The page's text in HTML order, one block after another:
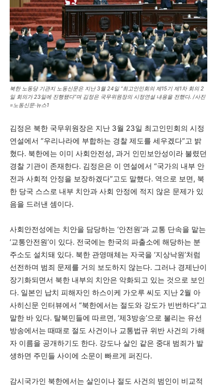
북한 노동당 기관지 노동신문은 지난 3월 24일 “최고인민회의 제15기 제1차 회의 2
일 회의가 23일에 진행됐다”며 김정은 국무위원장의 시정연설 내용을 전했다. /사진
=노동신문·뉴스1
김정은 북한 국무위원장은 지난 3월 23일 최고인민회의 시정
연설에서 “우리나라에 부합하는 경찰 제도를 세우겠다”고 밝
혔다. 북한에는 이미 사회안전성, 과거 인민보안성이라 불렸던
경찰 기관이 존재한다. 김정은은 이 연설에서 “국가의 내부 안
전과 사회적 안정을 보장하겠다”고도 말했다. 역으로 보면, 북
한 당국 스스로 내부 치안과 사회 안정에 적지 않은 문제가 있
음을 드러낸 셈이다.
사회안전성에는 치안을 담당하는 ‘안전원’과 교통 단속을 맡는
‘교통안전원’이 있다. 전국에는 한국의 파출소에 해당하는 분
주소도 설치돼 있다. 북한 관영매체는 자국을 ‘지상낙원’처럼
선전하며 범죄 문제를 거의 보도하지 않는다. 그러나 경제난이
장기화되면서 북한 내부의 치안은 악화되고 있는 것으로 보인
다. 일본인 납치 피해자인 하스이케 가오루 씨도 지난 2월 아
사히신문 인터뷰에서 “북한에서는 절도와 강도가 빈번하다”고
말한 바 있다. 탈북민들에 따르면, ‘제3방송’으로 불리는 유선
방송에서는 때때로 절도 사건이나 교통법규 위반 사건의 가해
자 이름을 공개하기도 한다. 강도나 살인 같은 중대 범죄가 발
생하면 주민들 사이에 소문이 빠르게 퍼진다.
감시국가인 북한에서는 살인이나 절도 사건의 범인이 비교적